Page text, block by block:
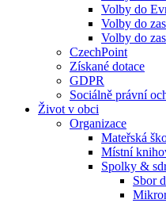
Volby do
Volby do
Volby do
CzechPoint
Získané dotace
GDPR
Sociálně právní
Život v obci
Organizace
Mateřská
Místní
Spolky &
Sbor